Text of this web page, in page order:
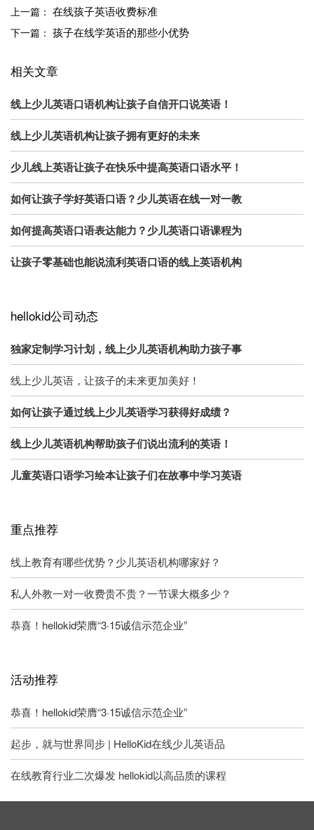
上一篇： 在线孩子英语收费标准
下一篇： 孩子在线学英语的那些小优势
相关文章
线上少儿英语口语机构让孩子自信开口说英语！
线上少儿英语机构让孩子拥有更好的未来
少儿线上英语让孩子在快乐中提高英语口语水平！
如何让孩子学好英语口语？少儿英语在线一对一教
如何提高英语口语表达能力？少儿英语口语课程为
让孩子零基础也能说流利英语口语的线上英语机构
hellokid公司动态
独家定制学习计划，线上少儿英语机构助力孩子事
线上少儿英语，让孩子的未来更加美好！
如何让孩子通过线上少儿英语学习获得好成绩？
线上少儿英语机构帮助孩子们说出流利的英语！
儿童英语口语学习绘本让孩子们在故事中学习英语
重点推荐
线上教育有哪些优势？少儿英语机构哪家好？
私人外教一对一收费贵不贵？一节课大概多少？
恭喜！hellokid荣膺“3·15诚信示范企业”
活动推荐
恭喜！hellokid荣膺“3·15诚信示范企业”
起步，就与世界同步 | HelloKid在线少儿英语品
在线教育行业二次爆发 hellokid以高品质的课程